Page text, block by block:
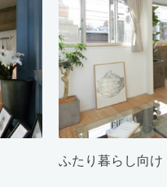
ふたり暮らし向け